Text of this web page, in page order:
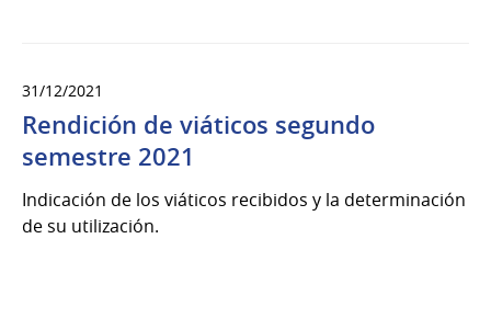
31/12/2021
Rendición de viáticos segundo
semestre 2021
Indicación de los viáticos recibidos y la determinación
de su utilización.